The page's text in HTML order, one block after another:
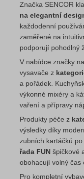
Značka SENCOR
na elegantní
každodenní
zaměřené na
podporují pohodlný
V nabídce značky
vysavače z
a pořádek.
výkonné mixéry a
vaření a přípravy
Produkty péče z
výsledky díky
zubních kartáčků
řada FUN špičkové
obohacují volný čas
Pro kompletní